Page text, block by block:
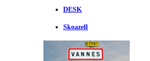
DESK
Skoazell